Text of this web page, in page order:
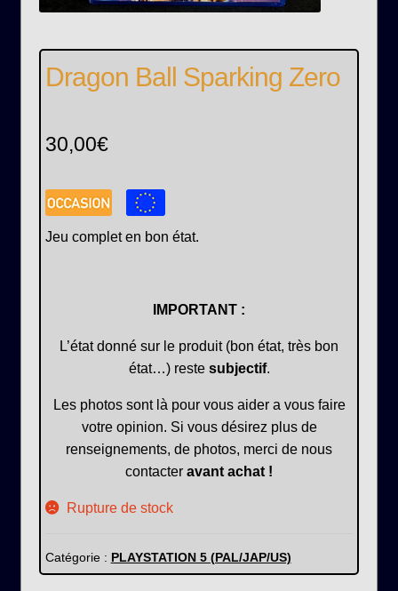
Dragon Ball Sparking Zero
30,00€
Jeu complet en bon état.
IMPORTANT :
L’état donné sur le produit (bon état, très bon
état…) reste subjectif.
Les photos sont là pour vous aider a vous faire
votre opinion. Si vous désirez plus de
renseignements, de photos, merci de nous
contacter avant achat !
Rupture de stock
Catégorie : PLAYSTATION 5 (PAL/JAP/US)